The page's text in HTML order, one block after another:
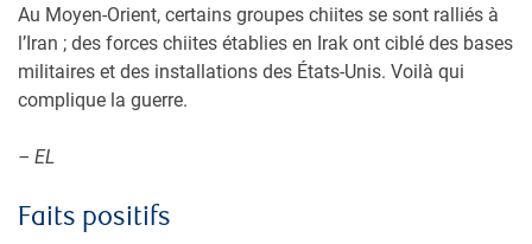
Au Moyen-Orient, certains groupes chiites se sont ralliés à
l’Iran ; des forces chiites établies en Irak ont ciblé des bases
militaires et des installations des États-Unis. Voilà qui
complique la guerre.
– EL
Faits positifs